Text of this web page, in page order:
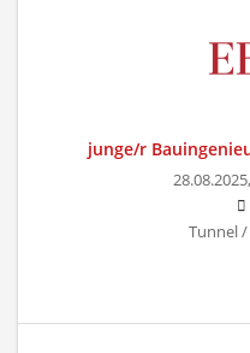
junge/r
28.08.2025,
Tunnel